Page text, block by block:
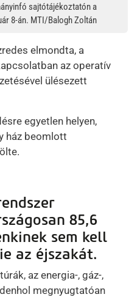
sajtótájékoztatón a
8-án. MTI/Balogh Zoltán
elmondta, a
az operatív
ülésezett
egyetlen helyen,
ház beomlott
85,6
sem kell
az éjszakát.
az energia-, gáz-,
megnyugtatóan